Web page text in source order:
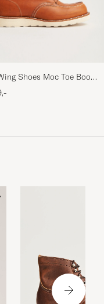
Shoes Moc Toe Boot
Leather